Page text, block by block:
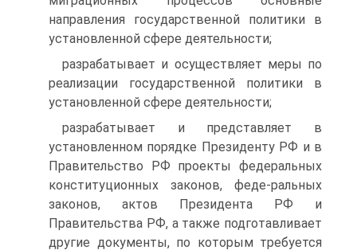
направления государственной политики в
установленной сфере деятельности;
разрабатывает и осуществляет меры по
реализации государственной политики в
установленной сфере деятельности;
разрабатывает и представляет в
установленном порядке Президенту РФ и в
Правительство РФ проекты федеральных
конституционных законов, феде-ральных
законов, актов Президента РФ и
Правительства РФ, а также подготавливает
другие документы, по которым требуется